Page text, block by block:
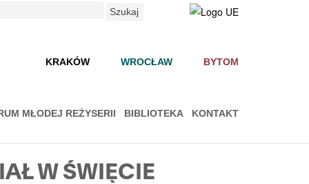
Szukaj
KRAKÓW WROCŁAW BYTOM
MŁODEJ REŻYSERII BIBLIOTEKA KONTAKT
W ŚWIĘCIE